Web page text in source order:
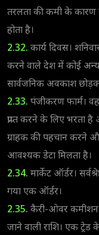
तरलता की कमी के कारण
होता है।
2.32. कार्य दिवस।
करने वाले देश में कोई अन्य
सार्वजनिक अवकाश
2.33. पंजीकरण फार्म।
प्राप्त करने के लिए
ग्राहक की पहचान करने
आवश्यक डेटा मिलता है।
2.34. मार्केट ऑर्डर।
गया एक ऑर्डर।
2.35. कैरी-ओवर
जाने वाली राशि। एक